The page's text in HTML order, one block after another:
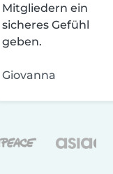
Mitgliedern ein
sicheres Gefühl
geben.
Giovanna